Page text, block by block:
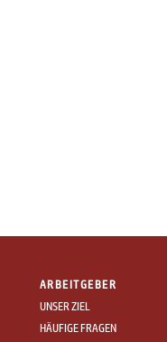
ARBEITGEBER
UNSER ZIEL
HÄUFIGE FRAGEN